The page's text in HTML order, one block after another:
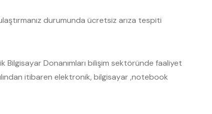
durumunda ücretsiz arıza tespiti
Donanımları bilişim sektöründe faaliyet
itibaren elektronik, bilgisayar ,notebook